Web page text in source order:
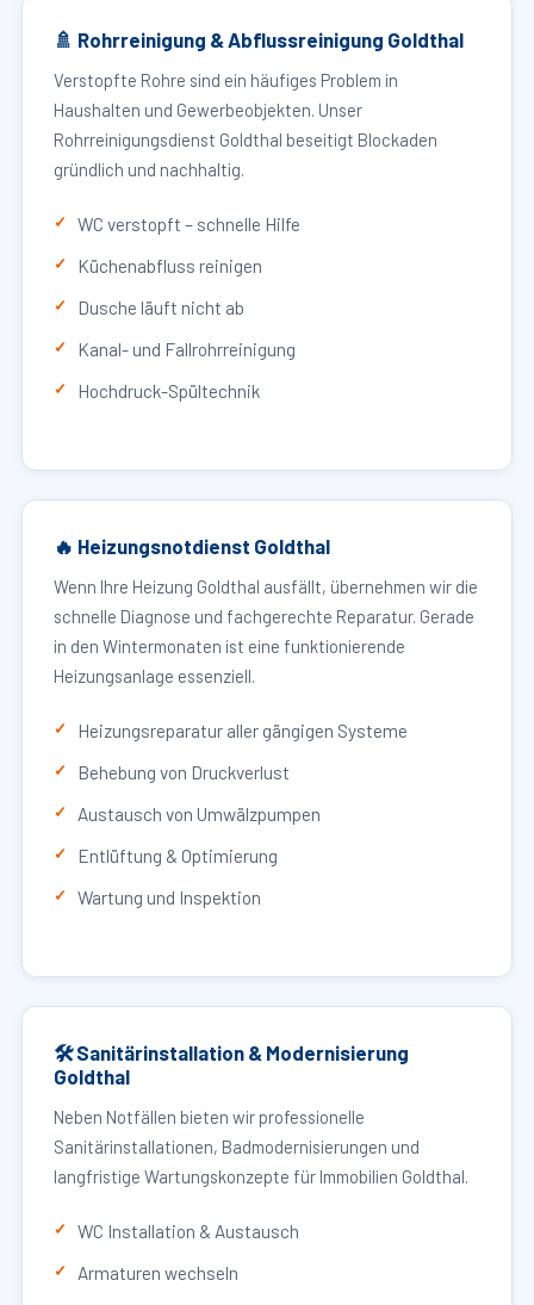
🚿 Rohrreinigung & Abflussreinigung Goldthal
Verstopfte Rohre sind ein häufiges Problem in
Haushalten und Gewerbeobjekten. Unser
Rohrreinigungsdienst Goldthal beseitigt Blockaden
gründlich und nachhaltig.
WC verstopft – schnelle Hilfe
Küchenabfluss reinigen
Dusche läuft nicht ab
Kanal- und Fallrohrreinigung
Hochdruck-Spültechnik
🔥 Heizungsnotdienst Goldthal
Wenn Ihre Heizung Goldthal ausfällt, übernehmen wir die
schnelle Diagnose und fachgerechte Reparatur. Gerade
in den Wintermonaten ist eine funktionierende
Heizungsanlage essenziell.
Heizungsreparatur aller gängigen Systeme
Behebung von Druckverlust
Austausch von Umwälzpumpen
Entlüftung & Optimierung
Wartung und Inspektion
🛠 Sanitärinstallation & Modernisierung
Goldthal
Neben Notfällen bieten wir professionelle
Sanitärinstallationen, Badmodernisierungen und
langfristige Wartungskonzepte für Immobilien Goldthal.
WC Installation & Austausch
Armaturen wechseln